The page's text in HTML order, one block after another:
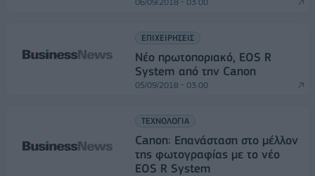
ΕΠΙΧΕΙΡΗΣΕΙΣ
Νέο πρωτοποριακό, EOS R
System από την Canon
05/09/2018 - 03:00
ΤΕΧΝΟΛΟΓΙΑ
Canon: Επανάσταση στο μέλλον
της φωτογραφίας με το νέο
EOS R System